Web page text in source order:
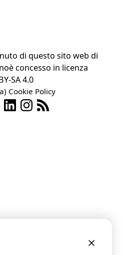
di questo sito web di
è concesso in licenza
SA 4.0
Cookie Policy